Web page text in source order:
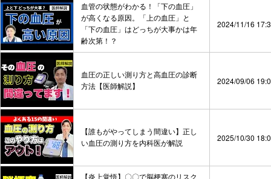
血管の状態がわかる！「下の血圧」
が高くなる原因。「上の血圧」と
「下の血圧」はどっちが大事かは年
齢次第！？
2024/11/16
血圧の正しい測り方と高血圧の診断
方法【医師解説】
2024/09/06
【誰もがやってしまう間違い】正し
い血圧の測り方を内科医が解説
2025/10/30
【炎上覚悟】〇〇で脳梗塞のリスク